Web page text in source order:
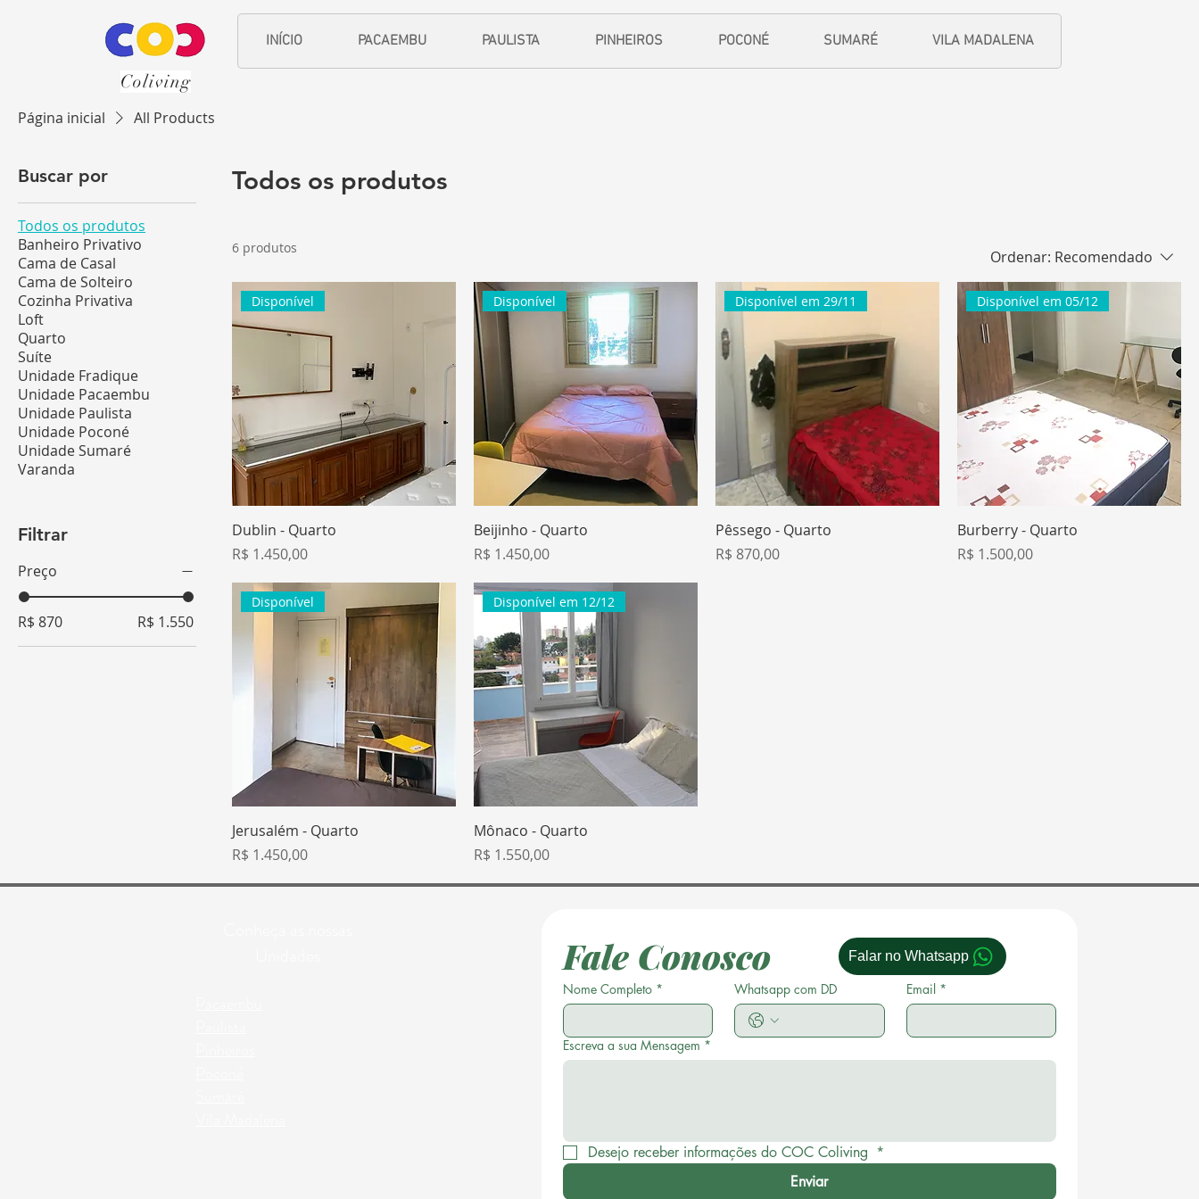
Coliving
INÍCIO PACAEMBU PAULISTA PINHEIROS POCONÉ SUMARÉ VILA MADALENA
Página inicial All Products
Buscar por
Todos os produtos
Banheiro Privativo
Cama de Casal
Cama de Solteiro
Cozinha Privativa
Loft
Quarto
Suíte
Unidade Fradique
Unidade Pacaembu
Unidade Paulista
Unidade Poconé
Unidade Sumaré
Varanda
Filtrar
Preço
R$ 870 R$ 1.550
Todos os produtos
6 produtos Ordenar: Recomendado
Disponível
Dublin - Quarto
Preço
R$ 1.450,00
Disponível
Beijinho - Quarto
Preço
R$ 1.450,00
Disponível em 29/11
Pêssego - Quarto
Preço
R$ 870,00
Disponível em 05/12
Burberry - Quarto
Preço
R$ 1.500,00
Disponível
Jerusalém - Quarto
Preço
R$ 1.450,00
Disponível em 12/12
Mônaco - Quarto
Preço
R$ 1.550,00
Fale Conosco
Nome Completo * Whatsapp com DD Email *
Escreva a sua Mensagem *
Desejo receber informações do COC Coliving *
Enviar
Falar no Whatsapp